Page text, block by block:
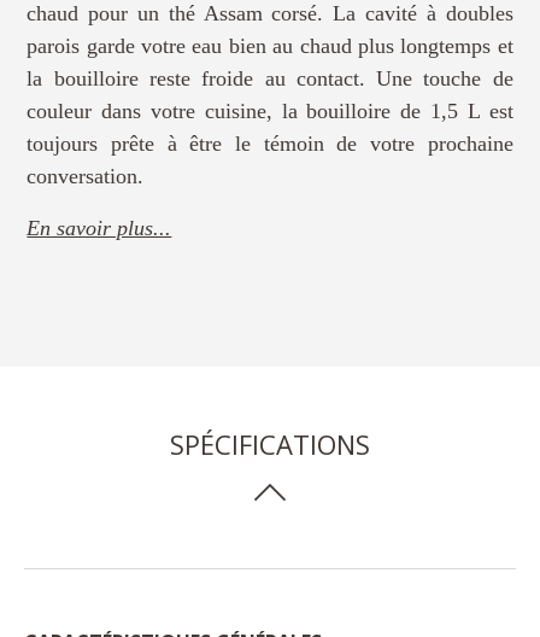
chaud pour un thé Assam corsé. La cavité à doubles
parois garde votre eau bien au chaud plus longtemps et
la bouilloire reste froide au contact. Une touche de
couleur dans votre cuisine, la bouilloire de 1,5 L est
toujours prête à être le témoin de votre prochaine
conversation.
En savoir plus...
SPÉCIFICATIONS